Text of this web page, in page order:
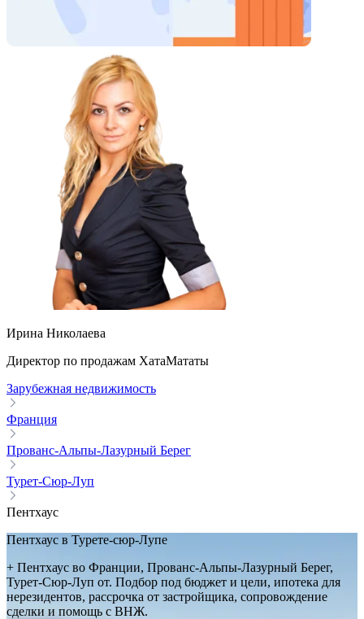
Ирина Николаева
Директор по продажам ХатаМататы
Зарубежная недвижимость
Франция
Прованс-Альпы-Лазурный Берег
Турет-Сюр-Луп
Пентхаус
Пентхаус в Турете-сюр-Лупе
+ Пентхаус во Франции, Прованс-Альпы-Лазурный Берег,
Турет-Сюр-Луп от. Подбор под бюджет и цели, ипотека для
нерезидентов, рассрочка от застройщика, сопровождение
сделки и помощь с ВНЖ.